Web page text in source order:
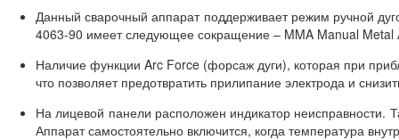
Данный сварочный аппарат поддерживает режим ручной
4063-90 имеет следующее сокращение – MMA Manual Metal
Наличие функции Arc Force (форсаж дуги), которая при
что позволяет предотвратить прилипание электрода и
На лицевой панели расположен индикатор неисправности.
Аппарат самостоятельно включится, когда температура